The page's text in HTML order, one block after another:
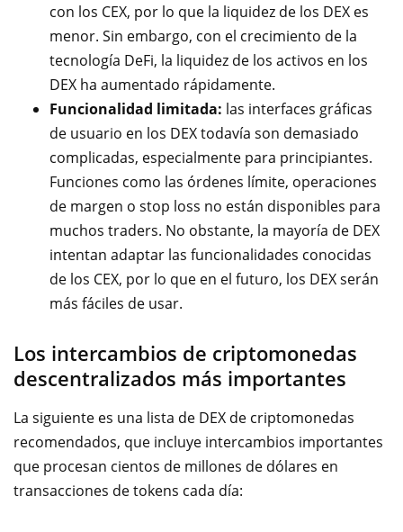
con los CEX, por lo que la liquidez de los DEX es
menor. Sin embargo, con el crecimiento de la
tecnología DeFi, la liquidez de los activos en los
DEX ha aumentado rápidamente.
Funcionalidad limitada: las interfaces gráficas
de usuario en los DEX todavía son demasiado
complicadas, especialmente para principiantes.
Funciones como las órdenes límite, operaciones
de margen o stop loss no están disponibles para
muchos traders. No obstante, la mayoría de DEX
intentan adaptar las funcionalidades conocidas
de los CEX, por lo que en el futuro, los DEX serán
más fáciles de usar.
Los intercambios de criptomonedas
descentralizados más importantes
La siguiente es una lista de DEX de criptomonedas
recomendados, que incluye intercambios importantes
que procesan cientos de millones de dólares en
transacciones de tokens cada día: